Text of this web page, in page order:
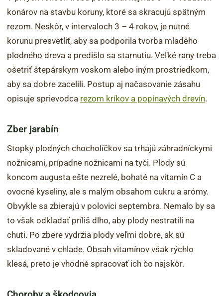
konárov na stavbu koruny, ktoré sa skracujú spätným
rezom. Neskôr, v intervaloch 3 – 4 rokov, je nutné
korunu presvetliť, aby sa podporila tvorba mladého
plodného dreva a predišlo sa starnutiu. Veľké rany treba
ošetriť štepárskym voskom alebo iným prostriedkom,
aby sa dobre zacelili. Postup aj načasovanie zásahu
opisuje sprievodca rezom kríkov a popínavých drevín.
Zber jarabín
Stopky plodných chocholíčkov sa trhajú záhradníckymi
nožnicami, prípadne nožnicami na tyči. Plody sú
koncom augusta ešte nezrelé, bohaté na vitamín C a
ovocné kyseliny, ale s malým obsahom cukru a arómy.
Obvykle sa zbierajú v polovici septembra. Nemalo by sa
to však odkladať príliš dlho, aby plody nestratili na
chuti. Po zbere vydržia plody veľmi dobre, ak sú
skladované v chlade. Obsah vitamínov však rýchlo
klesá, preto je vhodné spracovať ich čo najskôr.